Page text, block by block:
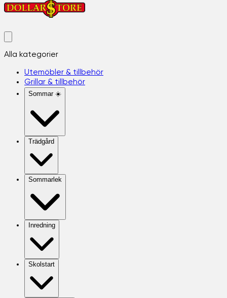
Alla kategorier
Utemöbler & tillbehör
Grillar & tillbehör
Sommar ☀️
Trädgård
Sommarlek
Inredning
Skolstart